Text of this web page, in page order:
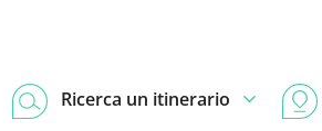
Ricerca un itinerario